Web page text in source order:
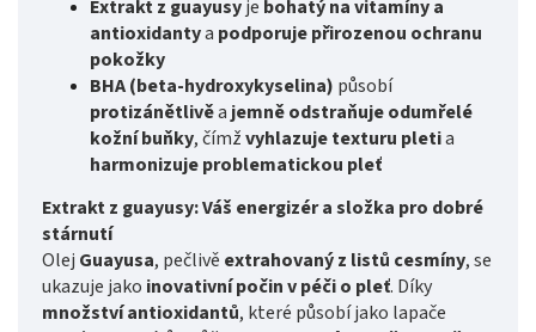
Extrakt z guayusyje bohatý na vitamíny a
antioxidantya podporuje přirozenou ochranu
pokožky
BHA (beta-hydroxykyselina) působí
protizánětlivěajemně odstraňuje odumřelé
kožní buňky, čímžvyhlazuje texturu pletia
harmonizuje problematickou pleť
Extrakt z guayusy: Váš energizér a složka pro dobré
stárnutí
Olej Guayusa, pečlivě extrahovaný z listů cesmíny, se
ukazuje jako inovativní počin v péči o pleť. Díky
množství antioxidantů, které působí jako lapače